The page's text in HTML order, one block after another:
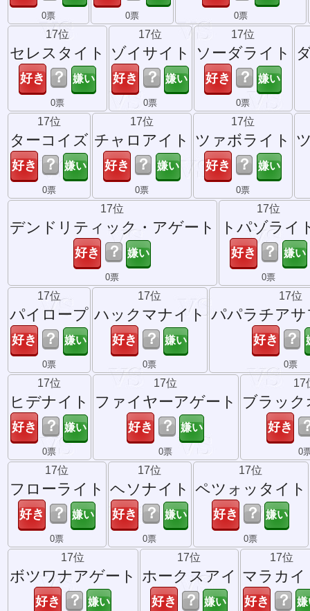
0票 0票 0票
17位
セレスタイト
？
0票
17位
ゾイサイト
？
0票
17位
ソーダライト
？
0票
17位
ターコイズ
？
0票
17位
チャロアイト
？
0票
17位
ツァボライト
？
0票
17位
デンドリティック・アゲート
？
0票
17位
トパゾライ
？
0票
17位
パイロープ
？
0票
17位
ハックマナイト
？
0票
17位
パパラチア
？
0票
17位
ヒデナイト
？
0票
17位
ファイヤーアゲート
？
0票
17
ブラッ
0
17位
フローライト
？
0票
17位
ヘソナイト
？
0票
17位
ペツォッタイト
？
0票
17位
ボツワナアゲート
？
17位
ホークスアイ
？
17位
マラカイ
？